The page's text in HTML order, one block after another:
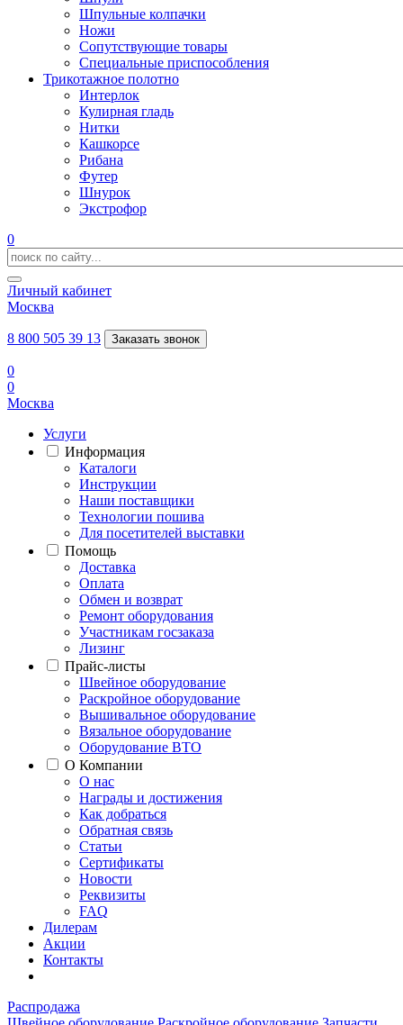
Шпульные колпачки
Ножи
Сопутствующие товары
Специальные приспособления
Трикотажное полотно
Интерлок
Кулирная гладь
Нитки
Кашкорсе
Рибана
Футер
Шнурок
Экстрофор
0
Личный кабинет
Москва
8 800 505 39 13 Заказать звонок
0
0
Москва
Услуги
Информация
Каталоги
Инструкции
Наши поставщики
Технологии пошива
Для посетителей выставки
Помощь
Доставка
Оплата
Обмен и возврат
Ремонт оборудования
Участникам госзаказа
Лизинг
Прайс-листы
Швейное оборудование
Раскройное оборудование
Вышивальное оборудование
Вязальное оборудование
Оборудование ВТО
О Компании
О нас
Награды и достижения
Как добраться
Обратная связь
Статьи
Сертификаты
Новости
Реквизиты
FAQ
Дилерам
Акции
Контакты
Распродажа